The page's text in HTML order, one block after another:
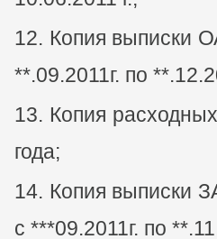
Копия выписки
**.09.2011г. по
Копия
года;
Копия выписки
с ***09.2011г. по